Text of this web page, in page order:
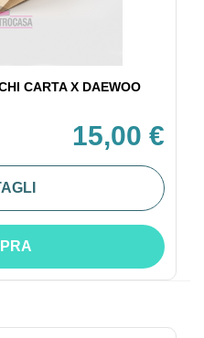
CARTA X DAEWOO
15,00 €